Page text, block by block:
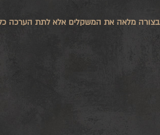
בצורה מלאה את המשקלים אלא לתת הערכה